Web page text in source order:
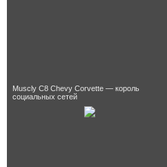
Muscly C8 Chevy Corvette — король
социальных сетей